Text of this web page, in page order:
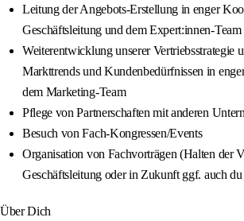
Leitung der Angebots-Erstellung in enger
Geschäftsleitung und dem Expert:innen-Team
Weiterentwicklung unserer Vertriebsstrategie
Markttrends und Kundenbedürfnissen in
dem Marketing-Team
Pflege von Partnerschaften mit anderen
Besuch von Fach-Kongressen/Events
Organisation von Fachvorträgen (Halten der
Geschäftsleitung oder in Zukunft ggf. auch du
Über Dich